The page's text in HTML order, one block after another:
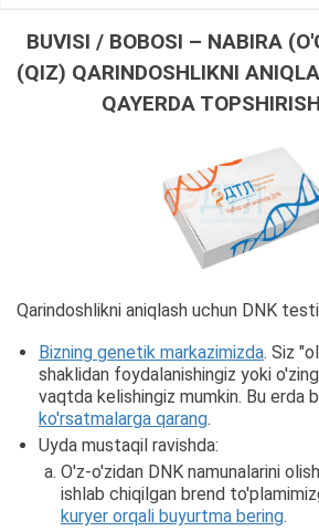
BUVISI / BOBOSI – NABIRA
(QIZ) QARINDOSHLIKNI
QAYERDA
Qarindoshlikni aniqlash uchun DNK
Bizning genetik markazimizda. Siz
shaklidan foydalanishingiz yoki
vaqtda kelishingiz mumkin. Bu erda
ko'rsatmalarga qarang.
Uyda mustaqil ravishda:
O'z-o'zidan DNK namunalarini
ishlab chiqilgan brend
kuryer orqali buyurtma bering.